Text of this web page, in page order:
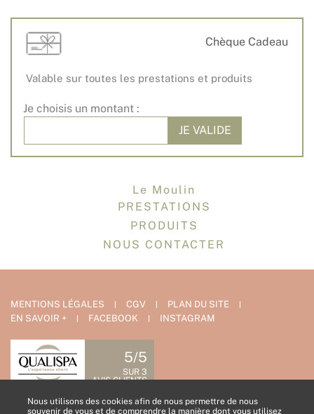
Nous utilisons des cookies afin de nous permettre de nous
souvenir de vous et de comprendre la manière dont vous utilisez
Chèque Cadeau
Valable sur toutes les prestations et produits
Je choisis un montant :
JE VALIDE
Le Moulin
PRESTATIONS
PRODUITS
NOUS CONTACTER
MENTIONS LÉGALES CGV
PLAN DU SITE
EN SAVOIR +
FACEBOOK INSTAGRAM
5/5
SUR 3
AVIS CLIENTS
NOUS CONTACTER